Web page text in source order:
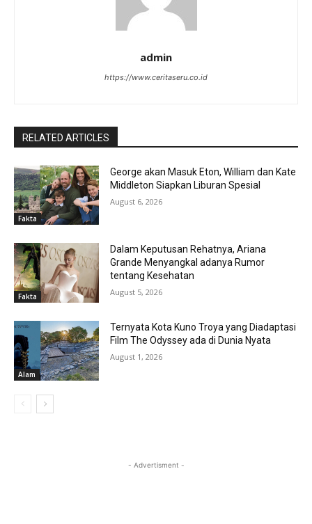
admin
https://www.ceritaseru.co.id
RELATED ARTICLES
Fakta
George akan Masuk Eton, William dan Kate
Middleton Siapkan Liburan Spesial
August 6, 2026
Fakta
Dalam Keputusan Rehatnya, Ariana
Grande Menyangkal adanya Rumor
tentang Kesehatan
August 5, 2026
Alam
Ternyata Kota Kuno Troya yang Diadaptasi
Film The Odyssey ada di Dunia Nyata
August 1, 2026
- Advertisment -